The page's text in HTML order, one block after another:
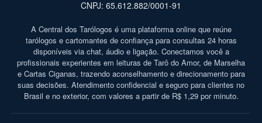
CNPJ: 65.612.882/0001-91
A Central dos Tarólogos é uma plataforma online que reúne
tarólogos e cartomantes de confiança para consultas 24 horas
disponíveis via chat, áudio e ligação. Conectamos você a
profissionais experientes em leituras de Tarô do Amor, de Marselha
e Cartas Ciganas, trazendo aconselhamento e direcionamento para
suas decisões. Atendimento confidencial e seguro para clientes no
Brasil e no exterior, com valores a partir de R$ 1,29 por minuto.